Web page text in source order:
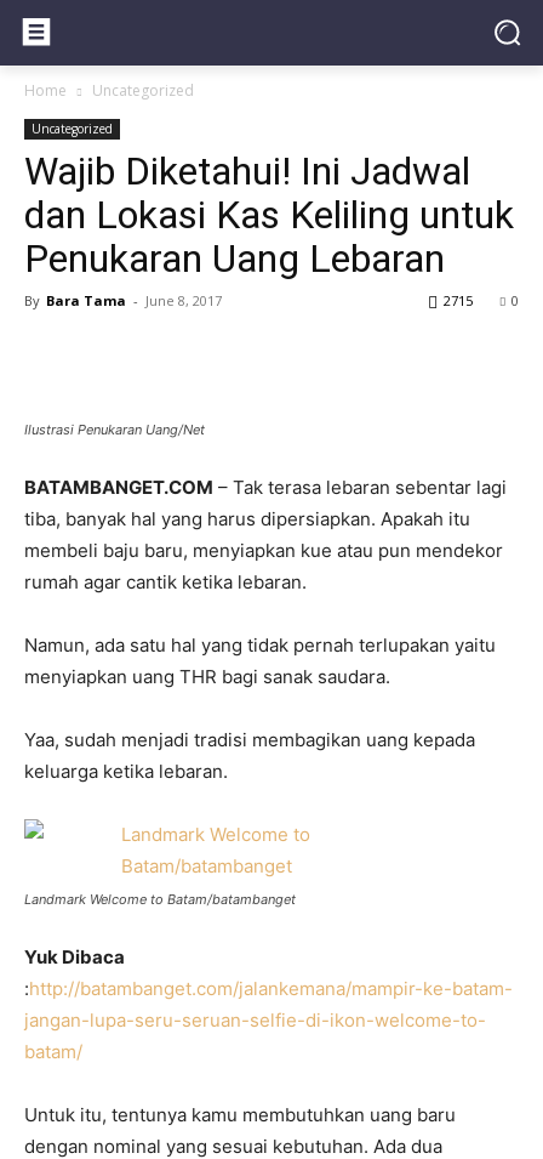
Home Uncategorized
Uncategorized
Wajib Diketahui! Ini Jadwal
dan Lokasi Kas Keliling untuk
Penukaran Uang Lebaran
By Bara Tama - June 8, 2017 0
2715
Ilustrasi Penukaran Uang/Net
BATAMBANGET.COM – Tak terasa lebaran sebentar lagi
tiba, banyak hal yang harus dipersiapkan. Apakah itu
membeli baju baru, menyiapkan kue atau pun mendekor
rumah agar cantik ketika lebaran.
Namun, ada satu hal yang tidak pernah terlupakan yaitu
menyiapkan uang THR bagi sanak saudara.
Yaa, sudah menjadi tradisi membagikan uang kepada
keluarga ketika lebaran.
Landmark Welcome to Batam/batambanget
Yuk Dibaca
:http://batambanget.com/jalankemana/mampir-ke-batam-
jangan-lupa-seru-seruan-selfie-di-ikon-welcome-to-
batam/
Untuk itu, tentunya kamu membutuhkan uang baru
dengan nominal yang sesuai kebutuhan. Ada dua